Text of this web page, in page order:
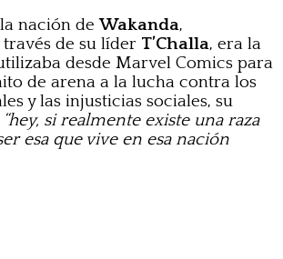
nación deWakanda,
de su líder T’Challa, era la
desde Marvel Comics para
de arena a la lucha contra los
y las injusticias sociales, su
“hey, si realmente existe una raza
esa que vive en esa nación